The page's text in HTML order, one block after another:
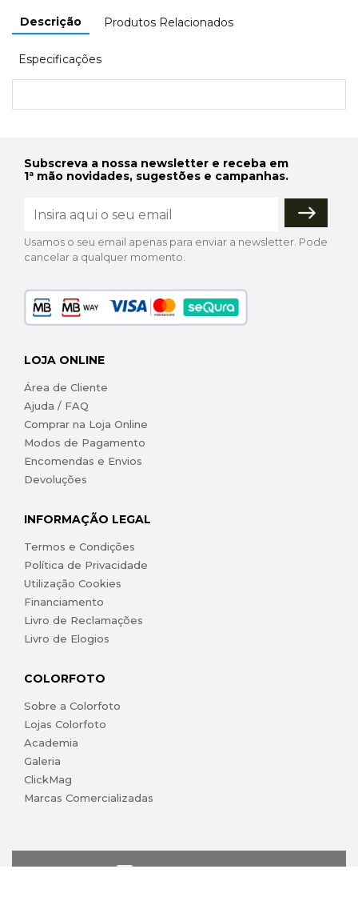
Descrição Produtos Relacionados
Especificações
Subscreva a nossa newsletter e receba em
1ª mão novidades, sugestões e campanhas.
Usamos o seu email apenas para enviar a newsletter. Pode
cancelar a qualquer momento.
LOJA ONLINE
Área de Cliente
Ajuda / FAQ
Comprar na Loja Online
Modos de Pagamento
Encomendas e Envios
Devoluções
INFORMAÇÃO LEGAL
Termos e Condições
Política de Privacidade
Utilização Cookies
Financiamento
Livro de Reclamações
Livro de Elogios
COLORFOTO
Sobre a Colorfoto
Lojas Colorfoto
Academia
Galeria
ClickMag
Marcas Comercializadas
lojaonline@colorfoto.pt